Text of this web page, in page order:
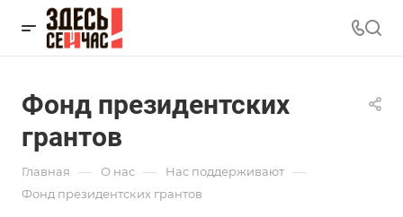
Фонд президентских
грантов
Главная — О нас — Нас поддерживают —
Фонд президентских грантов